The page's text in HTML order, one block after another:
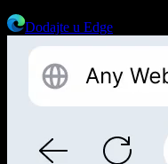
Dodajte u Edge